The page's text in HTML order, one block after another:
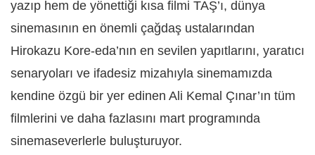
yazıp hem de yönettiği kısa filmi TAŞ’ı, dünya
sinemasının en önemli çağdaş ustalarından
Hirokazu Kore-eda’nın en sevilen yapıtlarını, yaratıcı
senaryoları ve ifadesiz mizahıyla sinemamızda
kendine özgü bir yer edinen Ali Kemal Çınar’ın tüm
filmlerini ve daha fazlasını mart programında
sinemaseverlerle buluşturuyor.